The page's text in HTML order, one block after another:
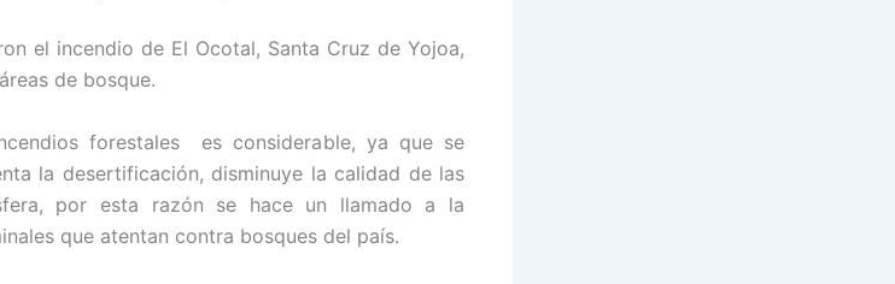
el incendio de El Ocotal, Santa Cruz de Yojoa,
de bosque.
forestales es considerable, ya que se
la desertificación, disminuye la calidad de las
por esta razón se hace un llamado a la
que atentan contra bosques del país.